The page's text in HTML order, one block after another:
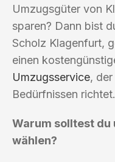
Umzugsgüter von
sparen? Dann bist
Scholz Klagenfurt,
einen
Umzugsservice,
Bedürfnissen richtet.
Warum solltest du
wählen?